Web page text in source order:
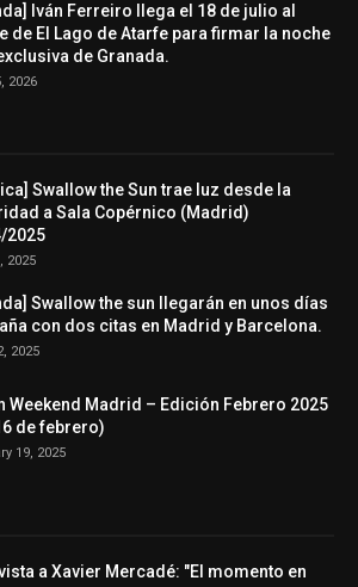
Iván Ferreiro llega el 18 de julio al
de El Lago de Atarfe para firmar la noche
de Granada.
2026
Swallow the Sun trae luz desde la
a Sala Copérnico (Madrid)
2025
2025
Swallow the sun llegarán en unos días
con dos citas en Madrid y Barcelona.
2025
Weekend Madrid – Edición Febrero 2025
de febrero)
19, 2025
a Xavier Mercadé: "El momento en